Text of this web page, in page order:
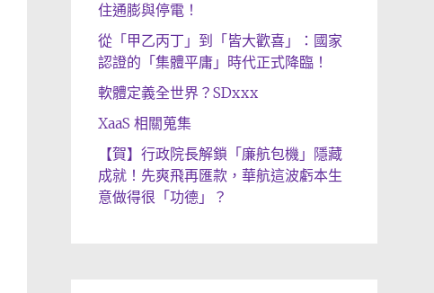
住通膨與停電！
從「甲乙丙丁」到「皆大歡喜」：國家
認證的「集體平庸」時代正式降臨！
軟體定義全世界？SDxxx
XaaS 相關蒐集
【賀】行政院長解鎖「廉航包機」隱藏
成就！先爽飛再匯款，華航這波虧本生
意做得很「功德」？